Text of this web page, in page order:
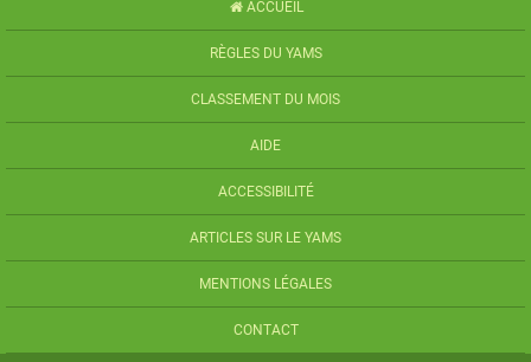
ACCUEIL
RÈGLES DU YAMS
CLASSEMENT DU MOIS
AIDE
ACCESSIBILITÉ
ARTICLES SUR LE YAMS
MENTIONS LÉGALES
CONTACT